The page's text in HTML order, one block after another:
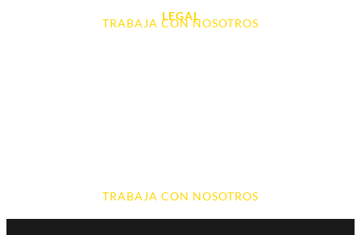
LEGAL
TRABAJA CON NOSOTROS
TRABAJA CON NOSOTROS